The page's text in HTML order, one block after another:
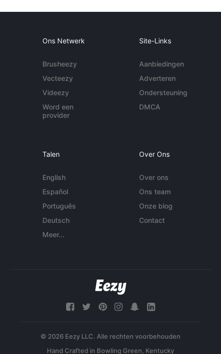
Ons Netwerk
Brusheezy
Vecteezy
Videezy
Word een
provider
Site-Links
Aanbiedingen
Adverteren
Ondersteuning
DMCA
Talen
English
Español
Português
Deutsch
Meer...
Over Ons
Over ons
Ons team
Onze blog
Contact
© 2026 Eezy LLC. Alle rechten voorbehouden